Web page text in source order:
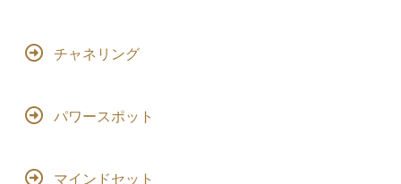
チャネリング
パワースポット
マインドセット